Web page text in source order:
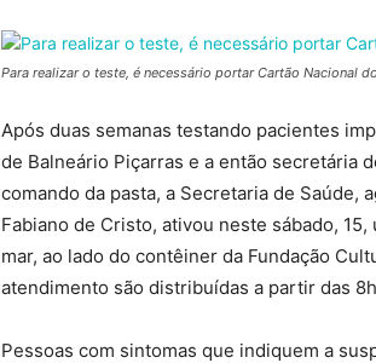
Para realizar o teste, é necessário portar Cartão Nacional
Após duas semanas testando pacientes
de Balneário Piçarras e a então secretária
comando da pasta, a Secretaria de
Fabiano de Cristo, ativou neste sábado,
mar, ao lado do contêiner da Fundação
atendimento são distribuídas a partir das
Pessoas com sintomas que indiquem a